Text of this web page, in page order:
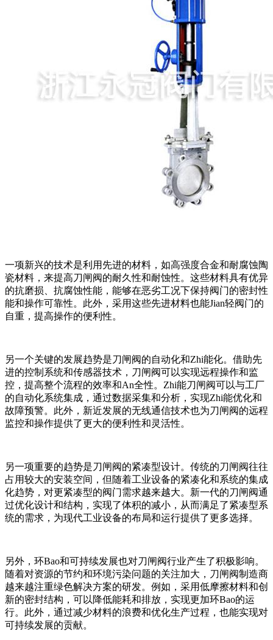
一项新兴的技术是利用先进的材料，如高强度合金和耐腐蚀陶
瓷材料，来提高刀闸阀的耐久性和耐蚀性。这些材料具有优异
的抗磨损、抗腐蚀性能，能够在恶劣工况下保持阀门的密封性
能和操作可靠性。此外，采用这些先进材料也能Jian轻阀门的
自重，提高操作的便利性。
另一个关键的发展趋势是刀闸阀的自动化和Zhi能化。借助先
进的控制系统和传感器技术，刀闸阀可以实现远程操作和监
控，提高整个流程的效率和An全性。Zhi能刀闸阀可以与工厂
的自动化系统集成，通过数据采集和分析，实现Zhi能优化和
故障预警。此外，新近发展的无线通信技术也为刀闸阀的远程
监控和操作提供了更大的便利性和灵活性。
另一项重要的趋势是刀闸阀的紧凑型设计。传统的刀闸阀往往
占用较大的安装空间，但随着工业设备的紧凑化和系统的集成
化趋势，对更紧凑型的阀门需求越来越大。新一代的刀闸阀通
过优化设计和结构，实现了体积的减小，从而满足了紧凑型系
统的需求，为现代工业设备的布局和运行提供了更多选择。
另外，环Bao和可持续发展也对刀闸阀行业产生了积极影响。
随着对资源的节约和环境污染问题的关注加大，刀闸阀制造商
越来越注重绿色解决方案的研发。例如，采用低摩擦材料和创
新的密封结构，可以降低能耗和排放，实现更加环Bao的运
行。此外，通过减少材料的浪费和优化生产过程，也能实现对
可持续发展的贡献。